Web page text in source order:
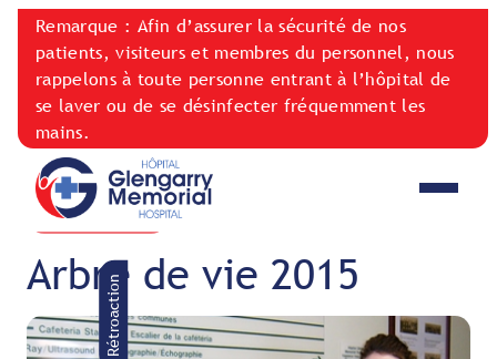
Remarque : Afin d’assurer la sécurité de nos
patients, visiteurs et membres du personnel, nous
rappelons à toute personne entrant à l’hôpital de
se laver ou de se désinfecter fréquemment les
mains.
Rétroaction
NOUVELLES January 23, 2015
Arbre de vie 2015